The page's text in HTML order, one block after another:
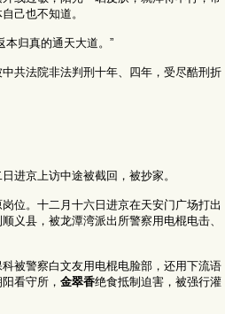
己也不知道。
归真的通天大道。”
共法院非法判刑十年、四年，受尽酷刑折
进京上访中途被截回，被抄家。
位。十二月十六日进京在天安门广场打出
义县，被龙潭湾派出所警察用电棍电击、
被警察白文友用电棍电脸部，还用下流语
看守所， 金翠香绝食抵制迫害，被强行灌